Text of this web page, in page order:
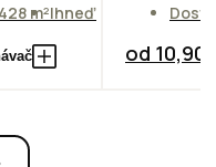
m²Ihneď
od 10,90